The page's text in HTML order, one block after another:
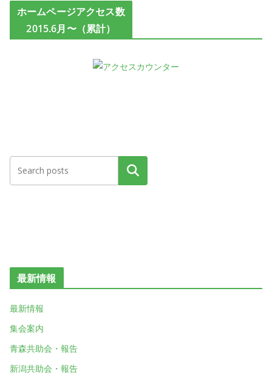
ホームページアクセス数
2015.6月〜（累計）
検索
最新情報
最新情報
集会案内
青森共助会・報告
新潟共助会・報告